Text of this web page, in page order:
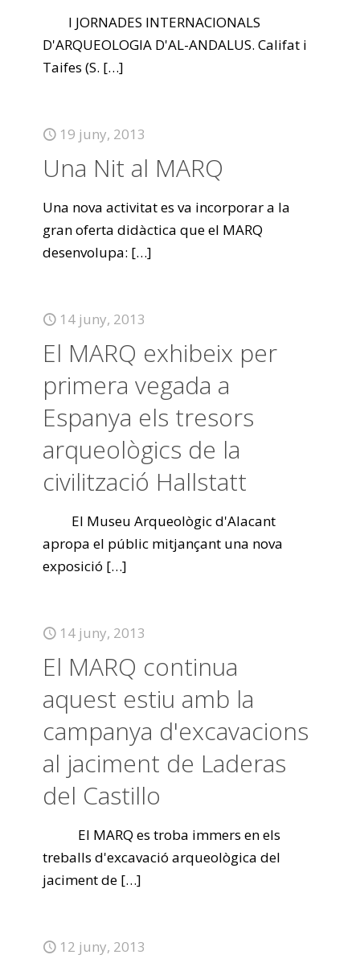
I JORNADES INTERNACIONALS
D'ARQUEOLOGIA D'AL-ANDALUS. Califat i
Taifes (S. […]
19 juny, 2013
Una Nit al MARQ
Una nova activitat es va incorporar a la
gran oferta didàctica que el MARQ
desenvolupa: […]
14 juny, 2013
El MARQ exhibeix per
primera vegada a
Espanya els tresors
arqueològics de la
civilització Hallstatt
El Museu Arqueològic d'Alacant
apropa el públic mitjançant una nova
exposició […]
14 juny, 2013
El MARQ continua
aquest estiu amb la
campanya d'excavacions
al jaciment de Laderas
del Castillo
El MARQ es troba immers en els
treballs d'excavació arqueològica del
jaciment de […]
12 juny, 2013